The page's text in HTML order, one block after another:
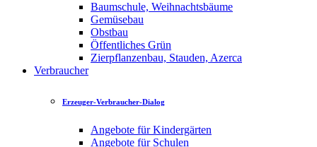
Baumschule, Weihnachtsbäume
Gemüsebau
Obstbau
Öffentliches Grün
Zierpflanzenbau, Stauden, Azerca
Verbraucher
Erzeuger-Verbraucher-Dialog
Angebote für Kindergärten
Angebote für Schulen